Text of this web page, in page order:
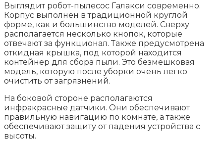
Выглядит робот-пылесос Галакси современно.
Корпус выполнен в традиционной круглой
форме, как и большинство моделей. Сверху
располагается несколько кнопок, которые
отвечают за функционал. Также предусмотрена
откидная крышка, под которой находится
контейнер для сбора пыли. Это безмешковая
модель, которую после уборки очень легко
очистить от загрязнений.
На боковой стороне располагаются
инфракрасные датчики. Они обеспечивают
правильную навигацию по комнате, а также
обеспечивают защиту от падения устройства с
высоты.